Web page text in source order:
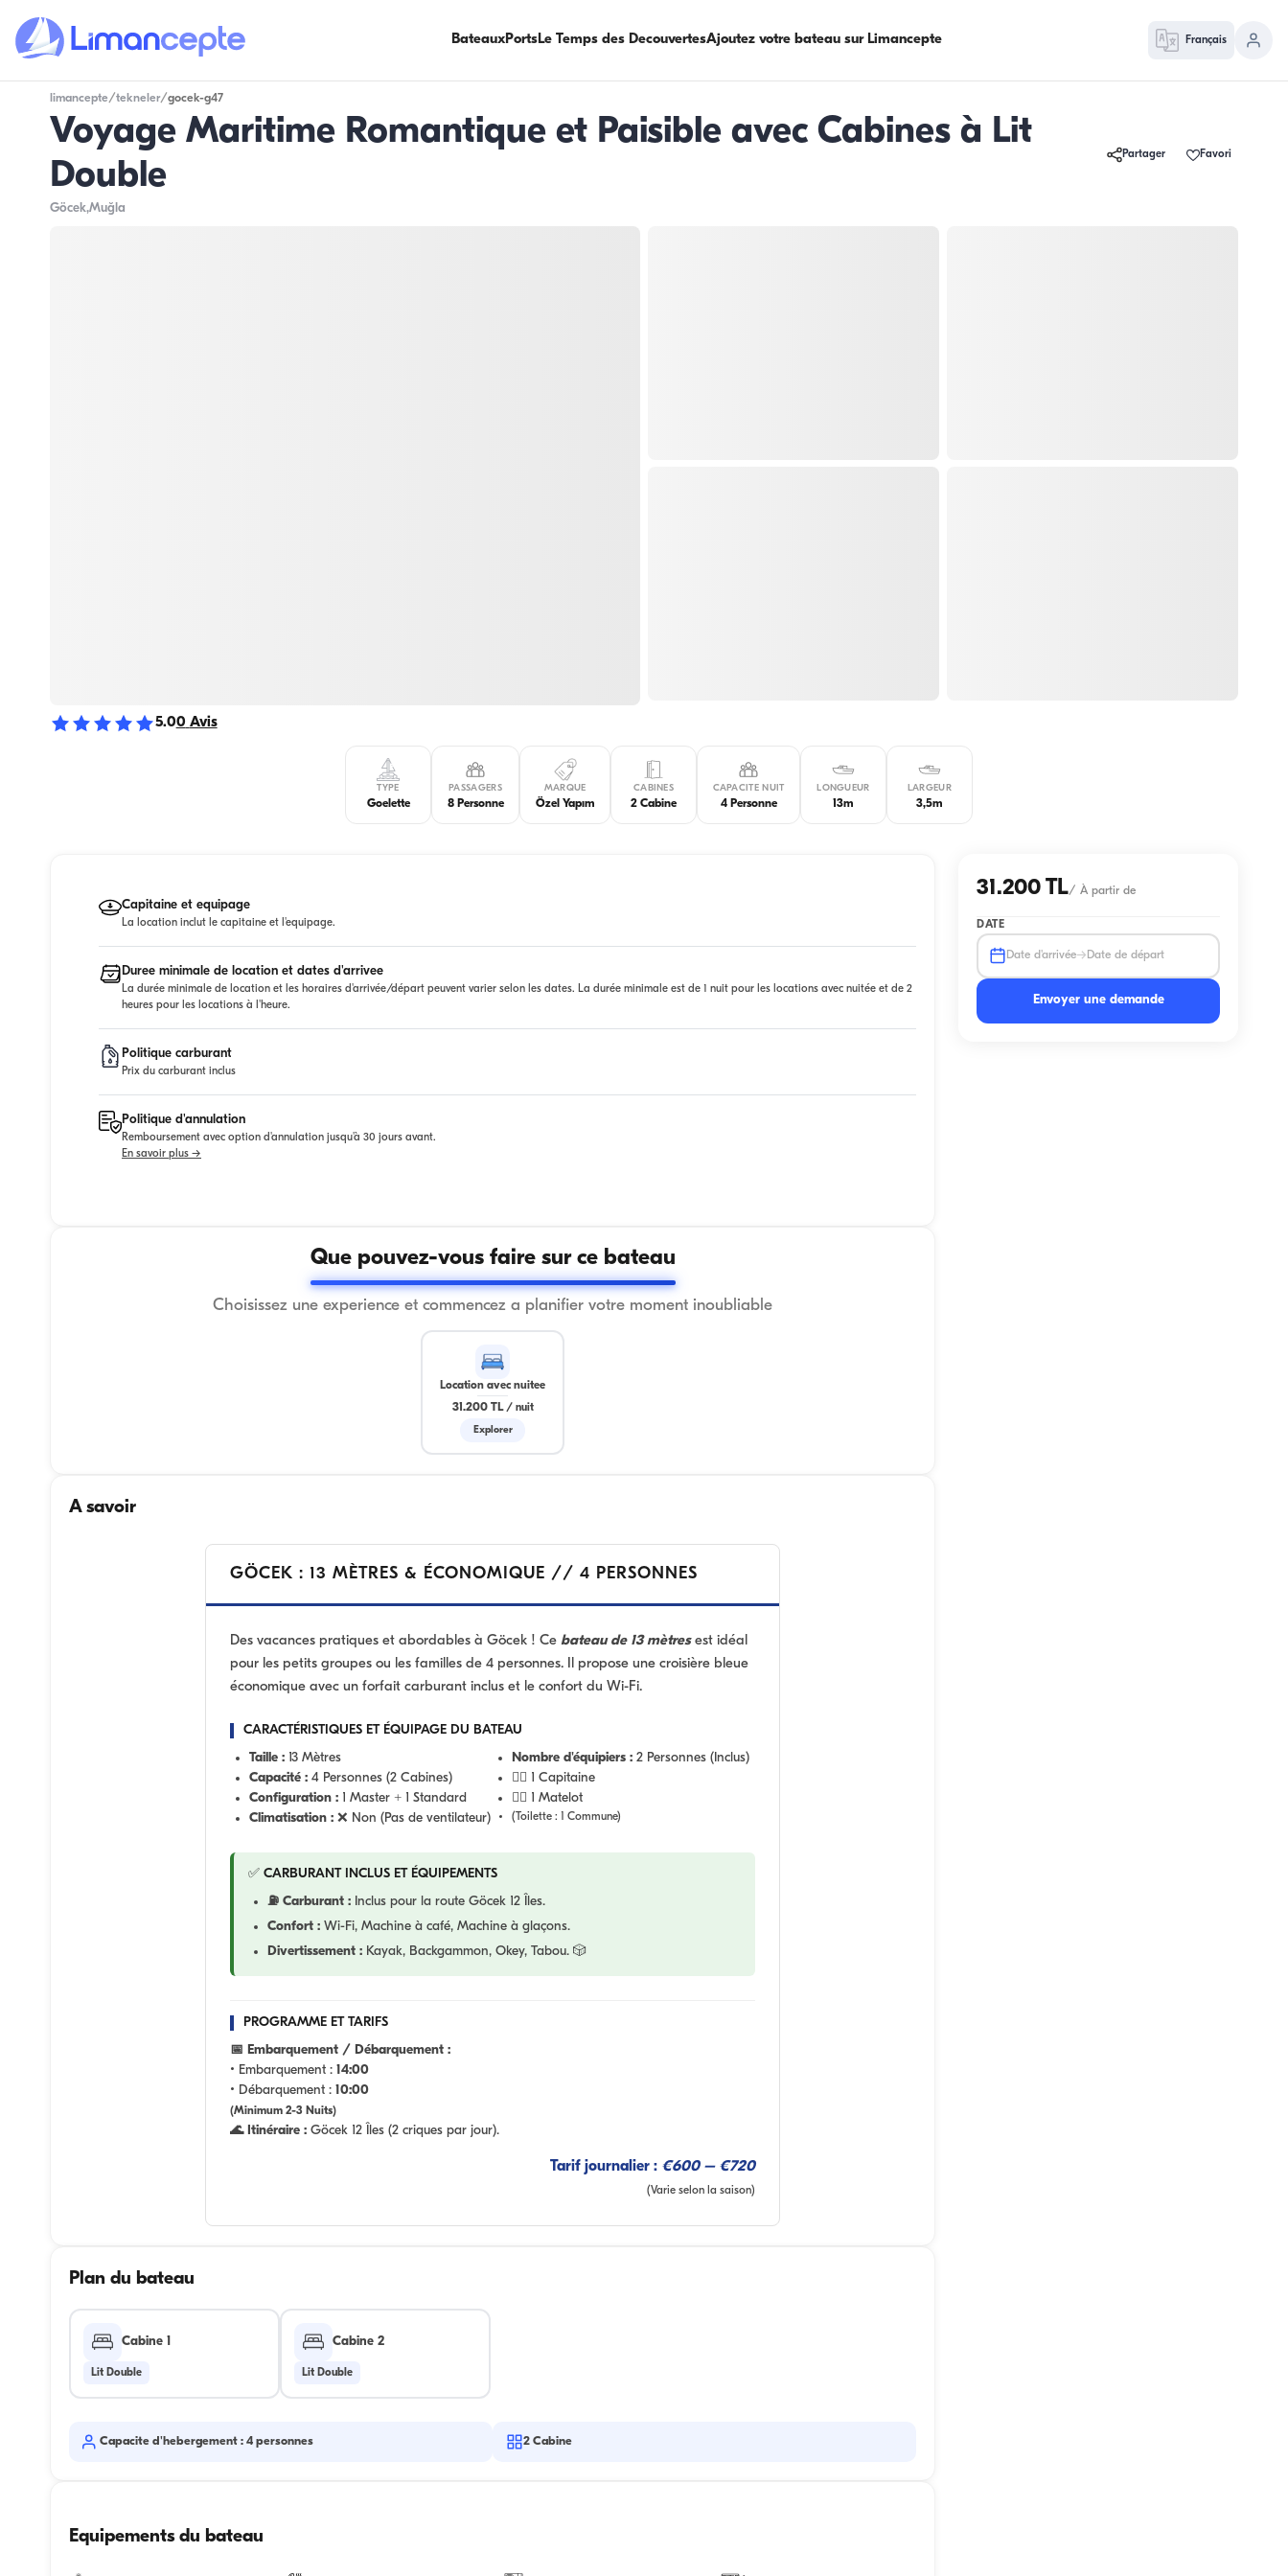
BateauxPortsLe Temps des DecouvertesAjoutez votre bateau sur Limancepte Français
limancepte/tekneler/gocek-g47
Voyage Maritime Romantique et Paisible avec Cabines à Lit
Double
Partager Favori
Göcek,Muğla
5.00 Avis
TYPE
Goelette
PASSAGERS
8 Personne
MARQUE
Özel Yapım
CABINES
2 Cabine
CAPACITE NUIT
4 Personne
LONGUEUR
13m
LARGEUR
3,5m
Capitaine et equipage
La location inclut le capitaine et l'equipage.
Duree minimale de location et dates d'arrivee
La durée minimale de location et les horaires d'arrivée/départ peuvent varier selon les dates. La durée minimale est de 1 nuit pour les locations avec nuitée et de 2
heures pour les locations à l'heure.
Politique carburant
Prix du carburant inclus
Politique d'annulation
Remboursement avec option d'annulation jusqu'à 30 jours avant.
En savoir plus →
Que pouvez-vous faire sur ce bateau
Choisissez une experience et commencez a planifier votre moment inoubliable
Location avec nuitee
31.200 TL/ nuit
Explorer
A savoir
GÖCEK : 13 MÈTRES & ÉCONOMIQUE // 4 PERSONNES
Des vacances pratiques et abordables à Göcek ! Ce bateau de 13 mètresest idéal
pour les petits groupes ou les familles de 4 personnes. Il propose une croisière bleue
économique avec un forfait carburant inclus et le confort du Wi-Fi.
CARACTÉRISTIQUES ET ÉQUIPAGE DU BATEAU
Taille : 13 Mètres
Capacité : 4 Personnes (2 Cabines)
Configuration : 1 Master + 1 Standard
Climatisation : ❌ Non (Pas de ventilateur)
Nombre d'équipiers : 2 Personnes (Inclus)
👨‍✈️ 1 Capitaine
🧑‍✈️ 1 Matelot
(Toilette : 1 Commune)
✅ CARBURANT INCLUS ET ÉQUIPEMENTS
⛽ Carburant : Inclus pour la route Göcek 12 Îles.
Confort : Wi-Fi, Machine à café, Machine à glaçons.
Divertissement : Kayak, Backgammon, Okey, Tabou. 🎲
PROGRAMME ET TARIFS
📅 Embarquement / Débarquement :
• Embarquement : 14:00
• Débarquement : 10:00
(Minimum 2-3 Nuits)
🌊 Itinéraire : Göcek 12 Îles (2 criques par jour).
Tarif journalier : €600 – €720
(Varie selon la saison)
Plan du bateau
Cabine 1
Lit Double
Cabine 2
Lit Double
Capacite d'hebergement : 4 personnes 2 Cabine
Equipements du bateau
31.200 TL/ À partir de
DATE
Date d'arrivée→ Date de départ
Envoyer une demande